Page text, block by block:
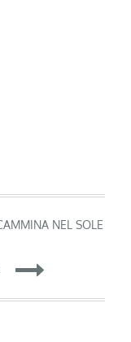
NEL SOLE